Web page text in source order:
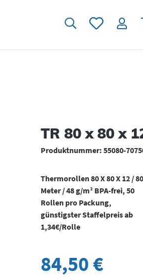
Du hast 0
TR 80 x 80 x
Produktnummer: 55080-
Thermorollen 80 X 80 X 12 / 80
Meter / 48 g/m² BPA-frei, 50
Rollen pro Packung,
günstigster Staffelpreis ab
1,34€/Rolle
84,50 €